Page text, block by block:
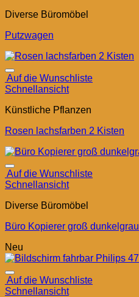
Diverse Büromöbel
Putzwagen
Auf die Wunschliste
Schnellansicht
Künstliche Pflanzen
Rosen lachsfarben 2 Kisten
Auf die Wunschliste
Schnellansicht
Diverse Büromöbel
Büro Kopierer groß dunkelgrau
Neu
Auf die Wunschliste
Schnellansicht